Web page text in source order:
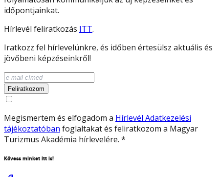
időpontjainkat.
Hírlevél feliratkozás ITT.
Iratkozz fel hírlevelünkre, és időben értesülsz aktuális és
jövőbeni képzéseinkről!
Feliratkozom
Megismertem és elfogadom a Hírlevél Adatkezelési
tájékoztatóban foglaltakat és feliratkozom a Magyar
Turizmus Akadémia hírlevelére. *
Kövess minket itt is!